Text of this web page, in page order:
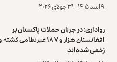
۹ اسد ۱۴۰۵ - ۳۱ جولای ۲۰۲۶
رواداری: در جریان حملات پاکستان بر
افغانستان هزار و ۱۸۷ غیرنظامی
زخمی شده‌اند